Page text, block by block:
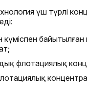
үш түрлі
күміспен байытылған
флотациялық